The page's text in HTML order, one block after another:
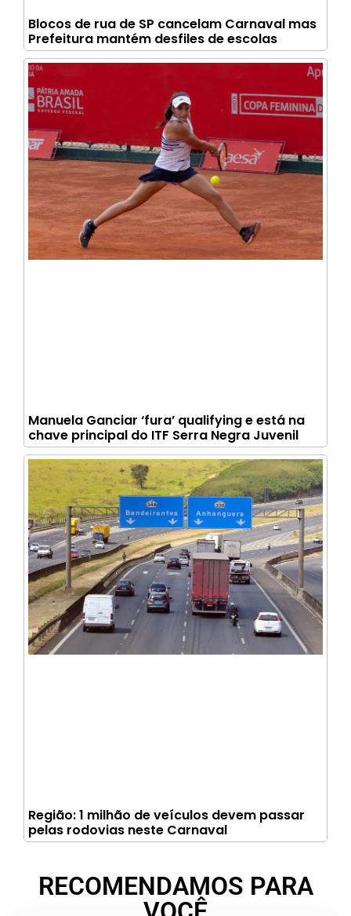
Blocos de rua de SP cancelam Carnaval mas
Prefeitura mantém desfiles de escolas
Manuela Ganciar ‘fura’ qualifying e está na
chave principal do ITF Serra Negra Juvenil
Região: 1 milhão de veículos devem passar
pelas rodovias neste Carnaval
RECOMENDAMOS PARA